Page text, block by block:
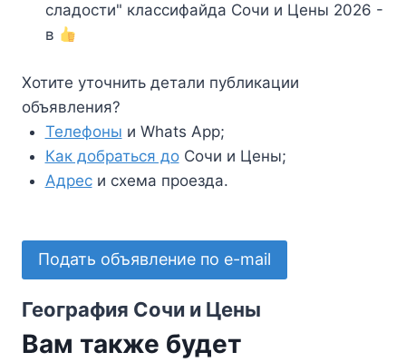
сладости" классифайда Сочи и Цены 2026 -
в
Хотите уточнить детали публикации
объявления?
Телефоны и Whats App;
Как добраться доСочи и Цены;
Адреси схема проезда.
Подать объявление по e-mail
География Сочи и Цены
Вам также будет